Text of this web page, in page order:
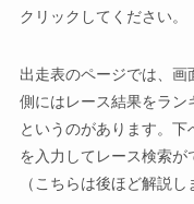
クリックしてください。
出走表のページでは、
側にはレース結果をラ
というのがあります。
を入力してレース検索が
（こちらは後ほど解説し